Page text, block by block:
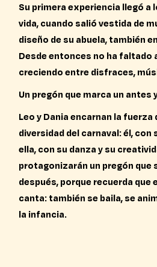
Su primera experiencia llegó a
vida, cuando salió vestida de
diseño de su abuela, también
Desde entonces no ha faltado
creciendo entre disfraces,
Un pregón que marca un antes
Leo y Dania encarnan la fuerza
diversidad del carnaval: él, con
ella, con su danza y su
protagonizarán un pregón que
después, porque recuerda que
canta: también se baila, se
la infancia.